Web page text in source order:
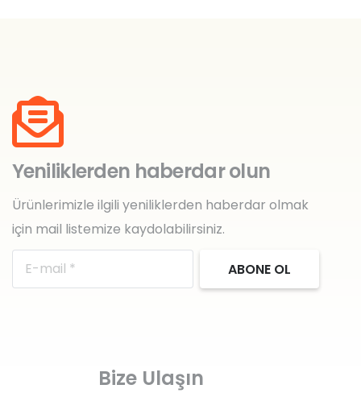
Yeniliklerden haberdar olun
Ürünlerimizle ilgili yeniliklerden haberdar olmak
için mail listemize kaydolabilirsiniz.
ABONE OL
Bize Ulaşın